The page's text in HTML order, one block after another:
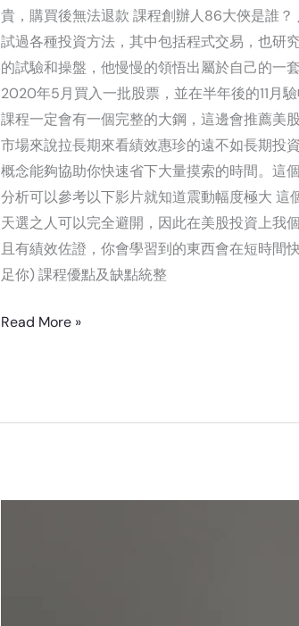
貴，購買後無法退款 課程創辦人86大俠是誰
試過各種投資方法，其中包括程式交易，也研
的試驗和操盤，他慢慢的領悟出屬於自己的一
2020年5月買入一批股票，並在半年後的11月
課程一定會有一個完整的大鋼，這邊會推薦美
市場來說拉長期來看績效惠珍的遠不如長期投
概念能夠協助你快速省下大量摸索的時間。這
分析可以參考以下影片就知道震動幅度極大
天選之人可以完全避開，因此在美股投資上我
且有績效佐證，你會學習到的東西會在短時間
足你) 課程優點及缺點統整
Read More »